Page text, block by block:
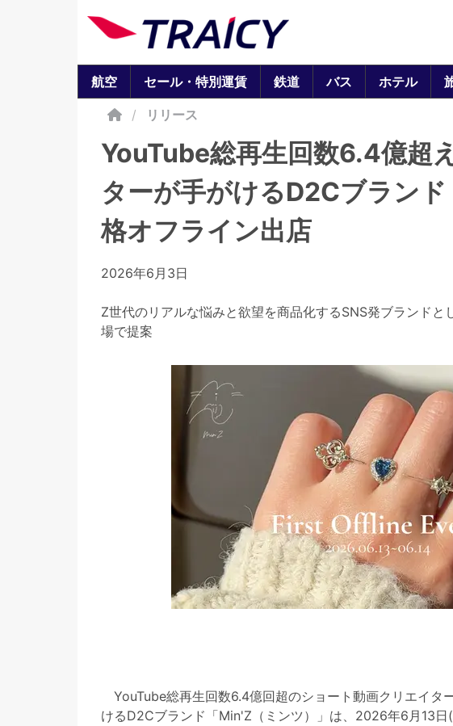
航空 セール・特別運賃 鉄道 バス ホテル
/ リリース
YouTube総再生回数6.4億超
ターが手がけるD2Cブラン
格オフライン出店
2026年6月3日
Z世代のリアルな悩みと欲望を商品化するSNS発ブランド
場で提案
YouTube総再生回数6.4億回超のショート動画クリエイタ
けるD2Cブランド「Min'Z（ミンツ）」は、2026年6月13